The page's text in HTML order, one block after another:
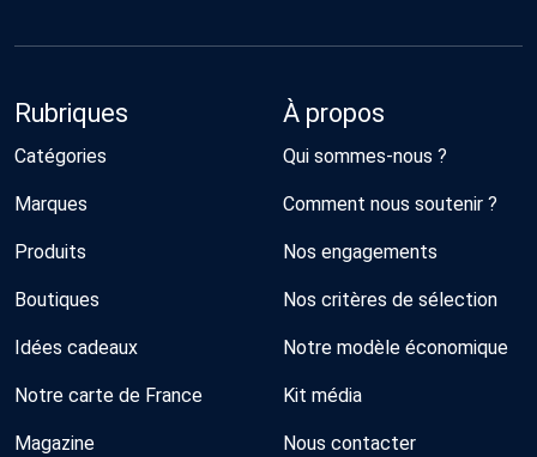
Rubriques
Catégories
Marques
Produits
Boutiques
Idées cadeaux
Notre carte de France
Magazine
À propos
Qui sommes-nous ?
Comment nous soutenir ?
Nos engagements
Nos critères de sélection
Notre modèle économique
Kit média
Nous contacter